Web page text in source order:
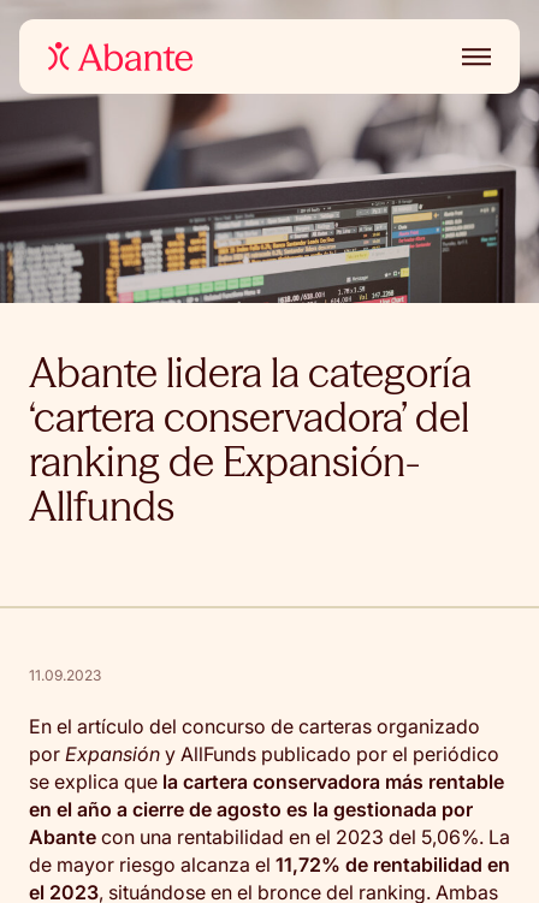
Abante lidera la categoría
‘cartera conservadora’ del
ranking de Expansión-
Allfunds
11.09.2023
En el artículo del concurso de carteras organizado
por Expansión y AllFunds publicado por el periódico
se explica que la cartera conservadora más rentable
en el año a cierre de agosto es la gestionada por
Abante con una rentabilidad en el 2023 del 5,06%. La
de mayor riesgo alcanza el 11,72% de rentabilidad en
el 2023, situándose en el bronce del ranking. Ambas